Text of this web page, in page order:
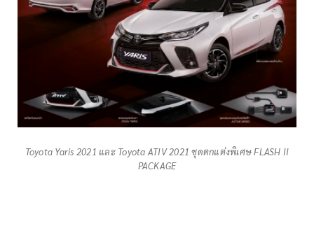
Toyota Yaris 2021 และ Toyota ATIV 2021 ชุดตกแต่งพิเศษ FLASH II
PACKAGE